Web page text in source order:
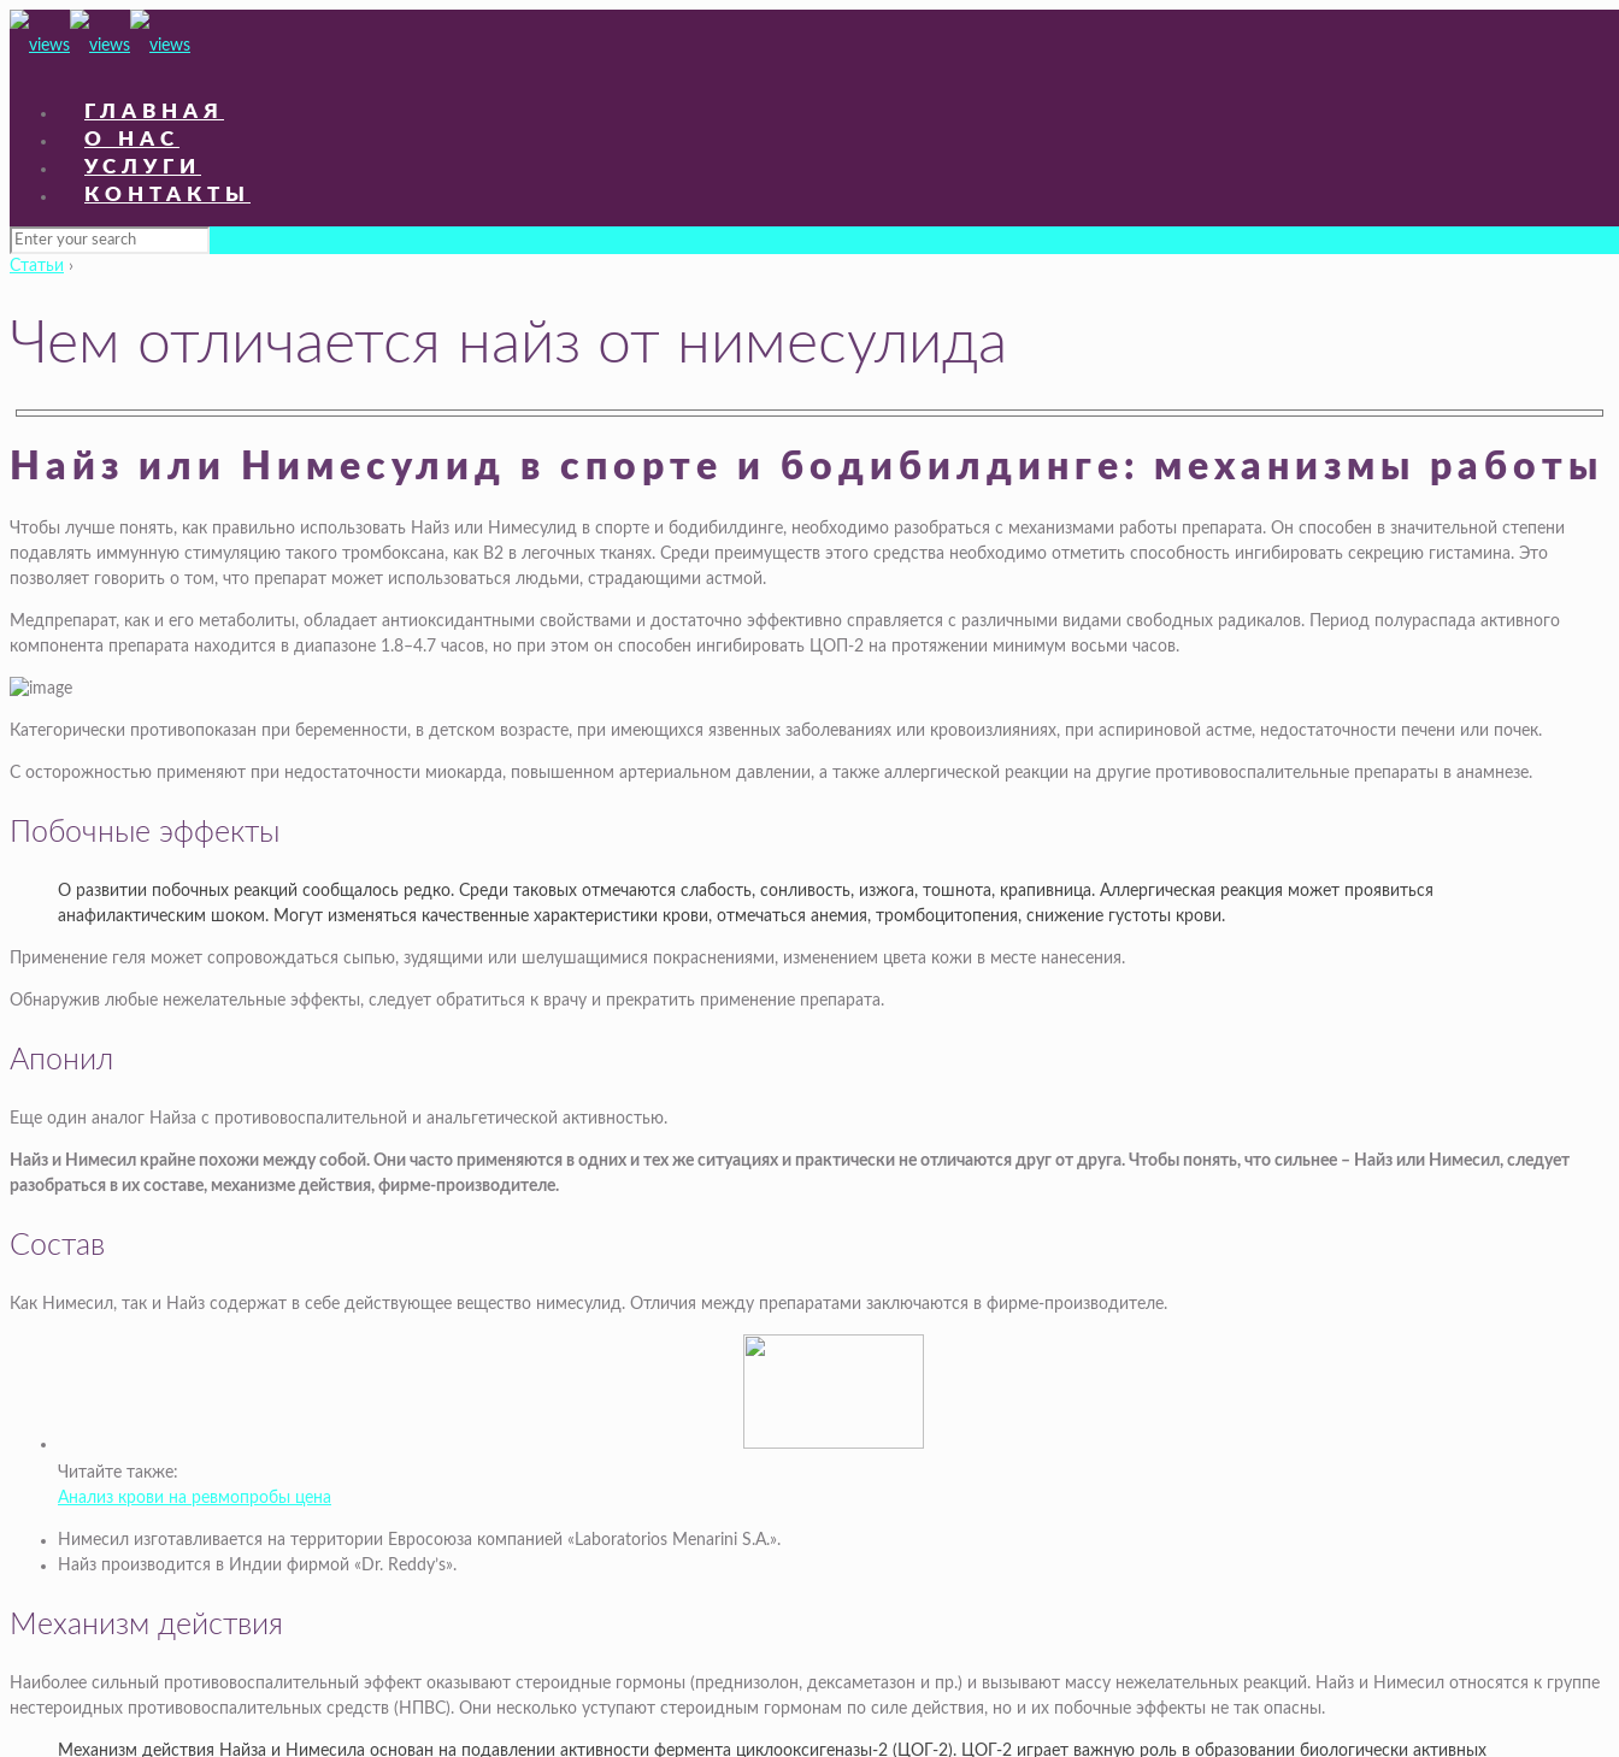
ГЛАВНАЯ
О НАС
УСЛУГИ
КОНТАКТЫ
Статьи ›
Чем отличается найз от нимесулида
Найз или Нимесулид в спорте и бодибилдинге: механизмы работы
Чтобы лучше понять, как правильно использовать Найз или Нимесулид в спорте и бодибилдинге, необходимо разобраться с механизмами работы препарата. Он способен в значительной степени
подавлять иммунную стимуляцию такого тромбоксана, как В2 в легочных тканях. Среди преимуществ этого средства необходимо отметить способность ингибировать секрецию гистамина. Это
позволяет говорить о том, что препарат может использоваться людьми, страдающими астмой.
Медпрепарат, как и его метаболиты, обладает антиоксидантными свойствами и достаточно эффективно справляется с различными видами свободных радикалов. Период полураспада активного
компонента препарата находится в диапазоне 1.8–4.7 часов, но при этом он способен ингибировать ЦОП-2 на протяжении минимум восьми часов.
Категорически противопоказан при беременности, в детском возрасте, при имеющихся язвенных заболеваниях или кровоизлияниях, при аспириновой астме, недостаточности печени или почек.
С осторожностью применяют при недостаточности миокарда, повышенном артериальном давлении, а также аллергической реакции на другие противовоспалительные препараты в анамнезе.
Побочные эффекты
О развитии побочных реакций сообщалось редко. Среди таковых отмечаются слабость, сонливость, изжога, тошнота, крапивница. Аллергическая реакция может проявиться
анафилактическим шоком. Могут изменяться качественные характеристики крови, отмечаться анемия, тромбоцитопения, снижение густоты крови.
Применение геля может сопровождаться сыпью, зудящими или шелушащимися покраснениями, изменением цвета кожи в месте нанесения.
Обнаружив любые нежелательные эффекты, следует обратиться к врачу и прекратить применение препарата.
Апонил
Еще один аналог Найза с противовоспалительной и анальгетической активностью.
Найз и Нимесил крайне похожи между собой. Они часто применяются в одних и тех же ситуациях и практически не отличаются друг от друга. Чтобы понять, что сильнее – Найз или Нимесил, следует
разобраться в их составе, механизме действия, фирме-производителе.
Состав
Как Нимесил, так и Найз содержат в себе действующее вещество нимесулид. Отличия между препаратами заключаются в фирме-производителе.
Читайте также:
Анализ крови на ревмопробы цена
Нимесил изготавливается на территории Евросоюза компанией «Laboratorios Menarini S.A.».
Найз производится в Индии фирмой «Dr. Reddy’s».
Механизм действия
Наиболее сильный противовоспалительный эффект оказывают стероидные гормоны (преднизолон, дексаметазон и пр.) и вызывают массу нежелательных реакций. Найз и Нимесил относятся к группе
нестероидных противовоспалительных средств (НПВС). Они несколько уступают стероидным гормонам по силе действия, но и их побочные эффекты не так опасны.
Механизм действия Найза и Нимесила основан на подавлении активности фермента циклооксигеназы-2 (ЦОГ-2). ЦОГ-2 играет важную роль в образовании биологически активных